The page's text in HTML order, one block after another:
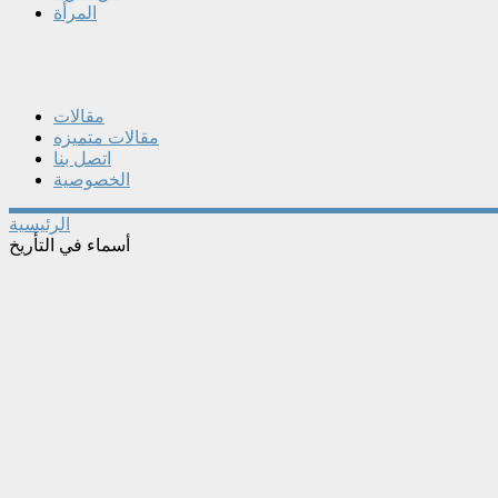
المرأة
مقالات
مقالات متميزه
اتصل بنا
الخصوصية
الرئيسية
أسماء في التأريخ